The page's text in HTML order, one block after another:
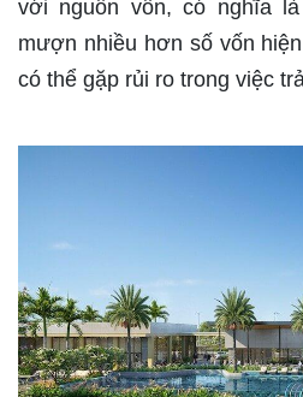
với nguồn vốn, có nghĩa là
mượn nhiều hơn số vốn
có thể gặp rủi ro trong việc